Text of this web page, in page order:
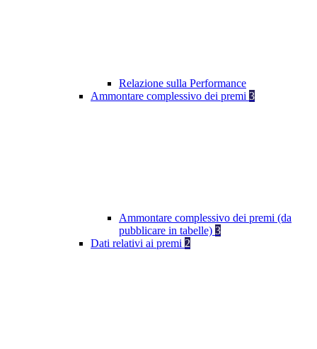
Relazione sulla Performance
Ammontare complessivo dei premi 3
Ammontare complessivo dei premi (da
pubblicare in tabelle) 3
Dati relativi ai premi 2